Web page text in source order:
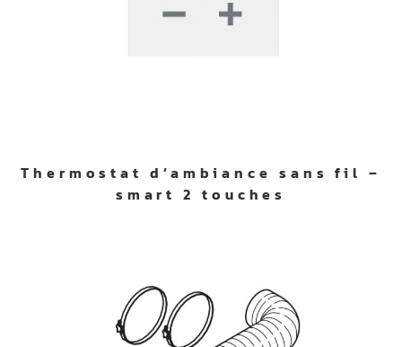
Thermostat d’ambiance sans fil –
smart 2 touches